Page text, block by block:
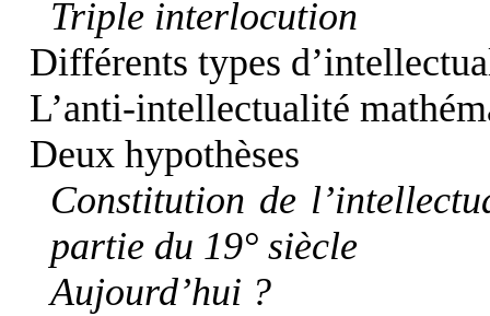
Triple interlocution
Différents types
L’anti-intellectualité
Deux hypothèses
Constitution de
partie du 19° siècle
Aujourd’hui ?